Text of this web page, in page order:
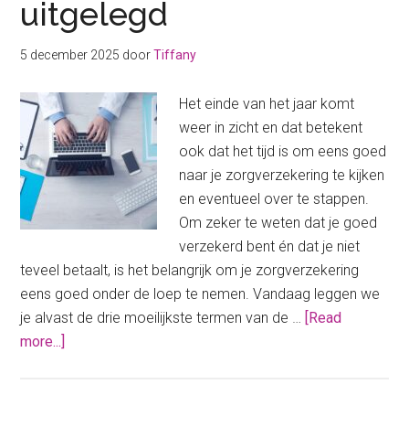
uitgelegd
5 december 2025 doorTiffany
Het einde van het jaar komt
weer in zicht en dat betekent
ook dat het tijd is om eens goed
naar je zorgverzekering te kijken
en eventueel over te stappen.
Om zeker te weten dat je goed
verzekerd bent én dat je niet
teveel betaalt, is het belangrijk om je zorgverzekering
eens goed onder de loep te nemen. Vandaag leggen we
je alvast de drie moeilijkste termen van de …
[Read
more...]